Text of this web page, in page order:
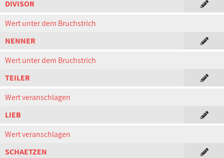
DIVISOR
Wert unter dem Bruchstrich
NENNER
Wert unter dem Bruchstrich
TEILER
Wert veranschlagen
LIEB
Wert veranschlagen
SCHAETZEN